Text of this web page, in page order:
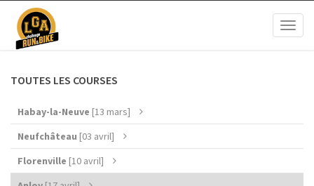
TOUTES LES COURSES
Habay-la-Neuve [13 mars]
Neufchâteau [03 avril]
Florenville [10 avril]